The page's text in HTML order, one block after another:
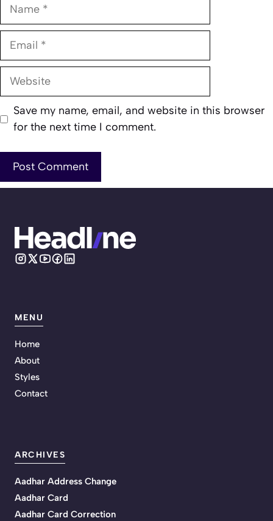
Email
Website
Save my name, email, and website in this browser
for the next time I comment.
MENU
Home
About
Styles
Contact
ARCHIVES
Aadhar Address Change
Aadhar Card
Aadhar Card Correction